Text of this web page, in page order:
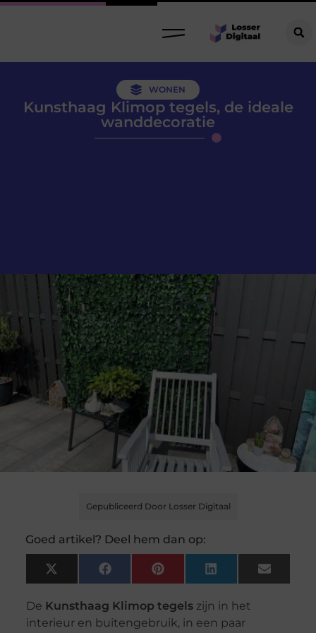
WONEN
Kunsthaag Klimop tegels, de ideale
wanddecoratie
Gepubliceerd Door Losser Digitaal
Goed artikel? Deel hem dan op:
X
(Twitter)
FacebookPinterest LinkedIn Email
De Kunsthaag Klimop tegelszijn in het
interieur en buitengebruik, in een paar